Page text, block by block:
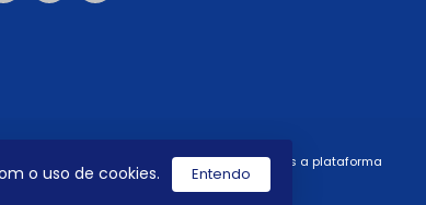
o uso de cookies. Entendo
utilizamos a plataforma